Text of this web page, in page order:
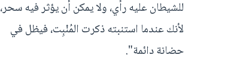
للشيطان عليه رأي، ولا يمكن أن يؤثر فيه سحر،
لأنك عندما استنبته ذكرت المُنْبِت، فيظل في
حضانة دائمة".